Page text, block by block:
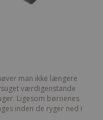
man ikke længere
værdigenstande
Ligesom børnenes
inden de ryger ned i